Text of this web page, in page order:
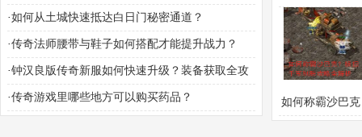
成？
·如何从土城快速抵达白日门秘密通道？
·传奇法师腰带与鞋子如何搭配才能提升战力？
·钟汉良版传奇新服如何快速升级？装备获取全攻
略？称霸沙城终极秘籍大公开？
·传奇游戏里哪些地方可以购买药品？
世界中，蛇洞
往路线是什
如何称霸沙巴